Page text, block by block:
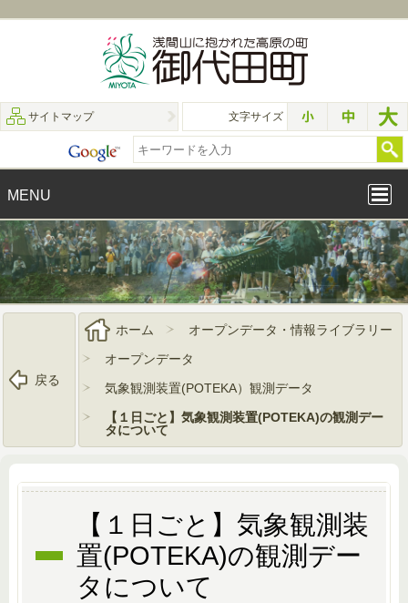
サイトマップ 文字サイズ
MENU
戻る
ホーム
オープンデータ・情報ライブラリー
オープンデータ
気象観測装置(POTEKA）観測データ
【１日ごと】気象観測装置(POTEKA)の観測デー
タについて
【１日ごと】気象観測装
置(POTEKA)の観測デー
タについて